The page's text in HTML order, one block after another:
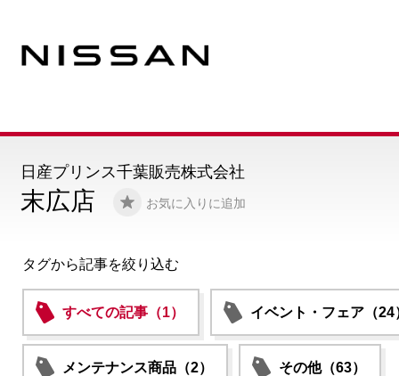
末広店 お気に入りに追加
日産プリンス千葉販売株式会社
タグから記事を絞り込む
すべての記事（1） イベント・フェア（24
メンテナンス商品（2） その他（63）